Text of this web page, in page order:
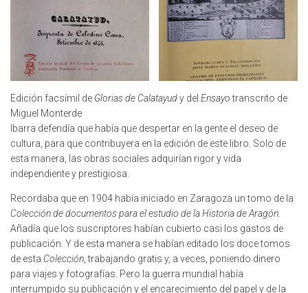
Edición facsímil de Glorias de Calatayudy del Ensayotranscrito de
Miguel Monterde
Ibarra defendía que había que despertar en la gente el deseo de
cultura, para que contribuyera en la edición de este libro. Solo de
esta manera, las obras sociales adquirían rigor y vida
independiente y prestigiosa.
Recordaba que en 1904 había iniciado en Zaragoza un tomo de la
Colección de documentos para el estudio de la Historia de Aragón
Añadía que los suscriptores habían cubierto casi los gastos de
publicación. Y de esta manera se habían editado los doce tomos
de esta Colección , trabajando gratis y, a veces, poniendo dinero
para viajes y fotografías. Pero la guerra mundial había
interrumpido su publicación y el encarecimiento del papel y de la